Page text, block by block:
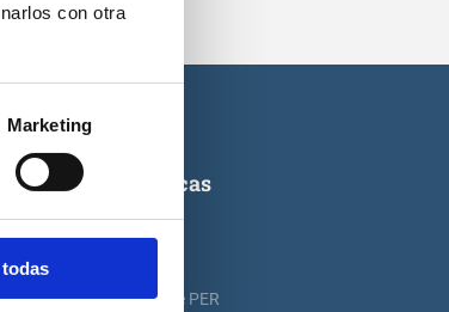
con otra
Marketing
titulaciones náuticas
de atribuciones de PER